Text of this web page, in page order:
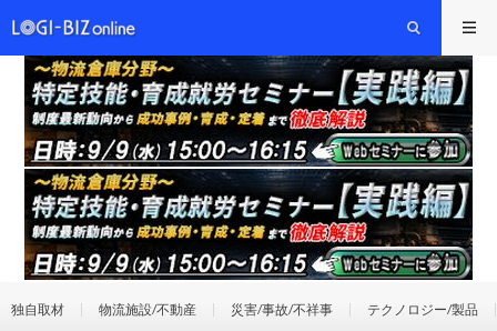
独自取材 物流施設/不動産 災害/事故/不祥事 テクノロジー/製品